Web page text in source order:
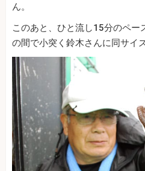
ん。
このあと、ひと流し15分のペー
の間で小突く鈴木さんに同サイズ